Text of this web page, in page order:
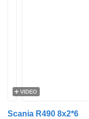
VIDEO
Scania R490 8x2*6